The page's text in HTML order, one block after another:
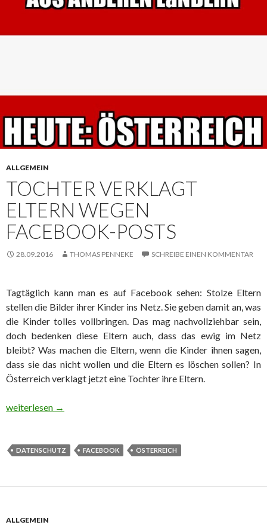
ALLGEMEIN
TOCHTER VERKLAGT
ELTERN WEGEN
FACEBOOK-POSTS
28.09.2016 THOMAS PENNEKE SCHREIBE EINEN KOMMENTAR
Tagtäglich kann man es auf Facebook sehen: Stolze Eltern
stellen die Bilder ihrer Kinder ins Netz. Sie geben damit an, was
die Kinder tolles vollbringen. Das mag nachvollziehbar sein,
doch bedenken diese Eltern auch, dass das ewig im Netz
bleibt? Was machen die Eltern, wenn die Kinder ihnen sagen,
dass sie das nicht wollen und die Eltern es löschen sollen? In
Österreich verklagt jetzt eine Tochter ihre Eltern.
Tochter verklagt Eltern wegen Facebook-Posts
weiterlesen →
DATENSCHUTZ FACEBOOK ÖSTERREICH
ALLGEMEIN